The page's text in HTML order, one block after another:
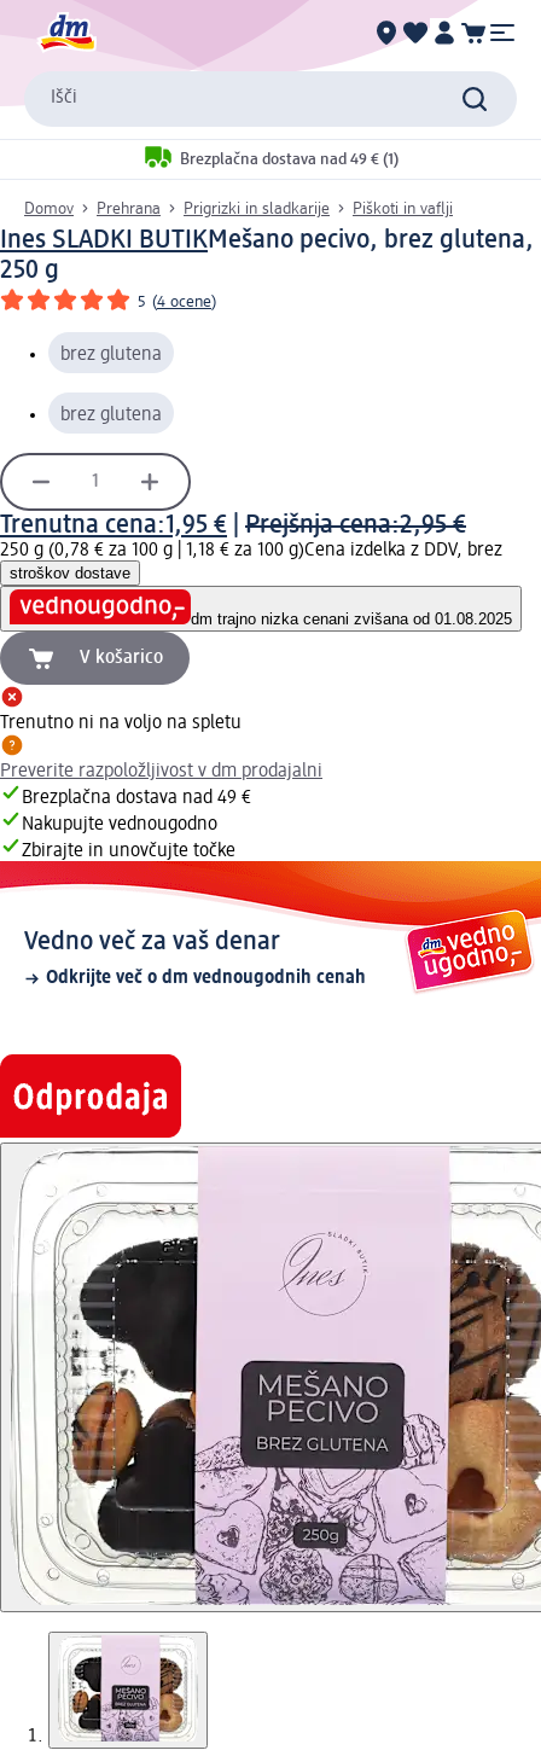
Išči
Brezplačna dostava nad 49 € (1)
Domov Prehrana Prigrizki in sladkarije Piškoti in vaflji
Ines SLADKI BUTIKMešano pecivo, brez glutena,
250 g
5 (4 ocene)
brez glutena
brez glutena
Trenutna cena:1,95 € Prejšnja cena:2,95 €
250 g (0,78 € za 100 g | 1,18 € za 100 g)Cena izdelka z DDV, brez
stroškov dostave
dm trajno nizka cenani zvišana od 01.08.2025
V košarico
Trenutno ni na voljo na spletu
Preverite razpoložljivost v dm prodajalni
Brezplačna dostava nad 49 €
Nakupujte vednougodno
Zbirajte in unovčujte točke
Vedno več za vaš denar
Odkrijte več o dm vednougodnih cenah